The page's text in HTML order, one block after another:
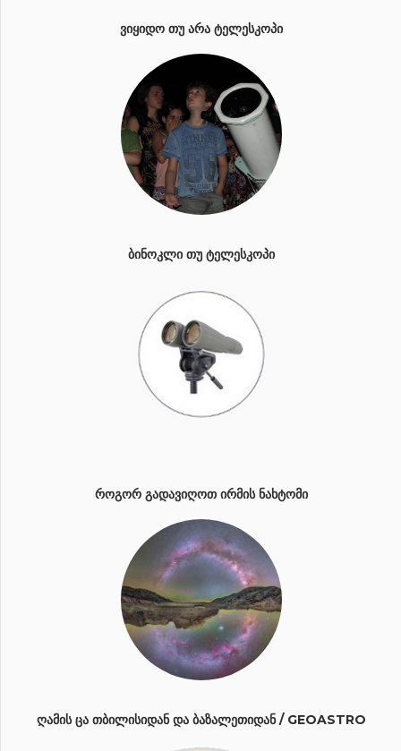
ᲕᲘᲧᲘᲓᲝ ᲗᲣ ᲐᲠᲐ ᲢᲔᲚᲔᲡᲙᲝᲞᲘ
ᲑᲘᲜᲝᲙᲚᲘ ᲗᲣ ᲢᲔᲚᲔᲡᲙᲝᲞᲘ
ᲠᲝᲒᲝᲠ ᲒᲐᲓᲐᲕᲘᲦᲝᲗ ᲘᲠᲛᲘᲡ ᲜᲐᲮᲢᲝᲛᲘ
ᲦᲐᲛᲘᲡ ᲪᲐ ᲗᲑᲘᲚᲘᲡᲘᲓᲐᲜ ᲓᲐ ᲑᲐᲖᲐᲚᲔᲗᲘᲓᲐᲜ / GEOASTRO